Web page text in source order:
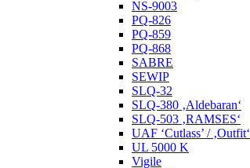
NS-9003
PQ-826
PQ-859
PQ-868
SABRE
SEWIP
SLQ-32
SLQ-380 ‚Aldebaran‘
SLQ-503 ‚RAMSES‘
UAF ‘Cutlass’ / ‚Outfit‘
UL 5000 K
Vigile